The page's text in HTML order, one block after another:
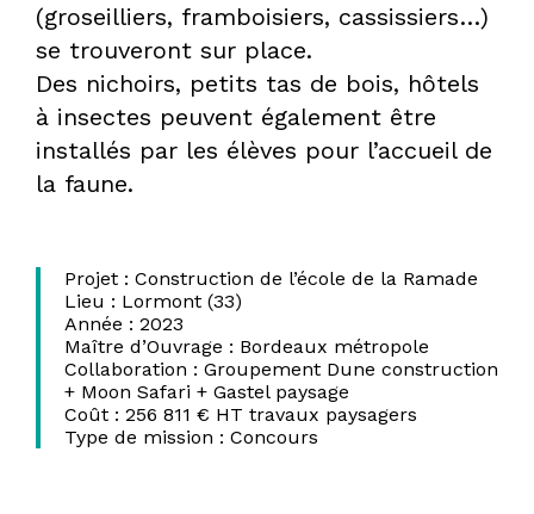
(groseilliers, framboisiers, cassissiers…)
se trouveront sur place.
Des nichoirs, petits tas de bois, hôtels
à insectes peuvent également être
installés par les élèves pour l’accueil de
la faune.
Projet : Construction de l’école de la Ramade
Lieu : Lormont (33)
Année : 2023
Maître d’Ouvrage : Bordeaux métropole
Collaboration : Groupement Dune construction
+ Moon Safari + Gastel paysage
Coût : 256 811 € HT travaux paysagers
Type de mission : Concours